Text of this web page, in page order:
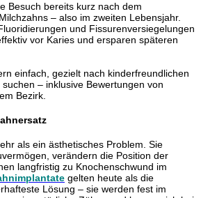
Besuch bereits kurz nach dem
– also im zweiten Lebensjahr.
und Fissurenversiegelungen
vor Karies und ersparen späteren
einfach, gezielt nach kinderfreundlichen
– inklusive Bewertungen von
Bezirk.
als ein ästhetisches Problem. Sie
verändern die Position der
langfristig zu Knochenschwund im
gelten heute als die
Lösung – sie werden fest im